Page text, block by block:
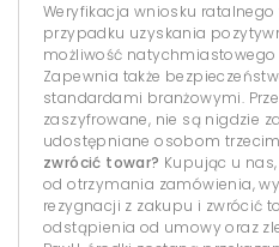
Weryfikacja wniosku
przypadku uzyskania
możliwość
Zapewnia także
standardami branżowymi.
zaszyfrowane, nie są nigdzie
udostępniane osobom
zwrócić towar? Kupując u
od otrzymania zamówienia,
rezygnacji z zakupu i zwrócić
odstąpienia od umowy oraz